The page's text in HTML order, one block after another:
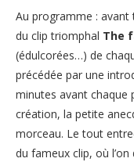
Au programme :
du clip triomphal The
(édulcorées…) de
précédée par une
minutes avant chaque
création, la petite
morceau. Le tout
du fameux clip, où